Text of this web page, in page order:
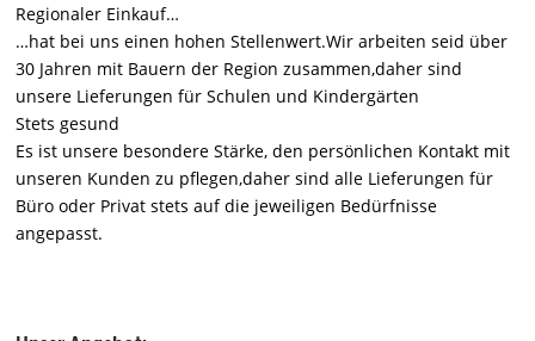
Regionaler Einkauf…
…hat bei uns einen hohen Stellenwert.Wir arbeiten seid über
30 Jahren mit Bauern der Region zusammen,daher sind
unsere Lieferungen für Schulen und Kindergärten
Stets gesund
Es ist unsere besondere Stärke, den persönlichen Kontakt mit
unseren Kunden zu pflegen,daher sind alle Lieferungen für
Büro oder Privat stets auf die jeweiligen Bedürfnisse
angepasst.